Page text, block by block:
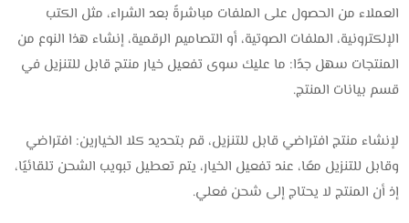
العملاء من الحصول على الملفات مباشرةً بعد الشراء، مثل الكتب
الإلكترونية، الملفات الصوتية، أو التصاميم الرقمية، إنشاء هذا النوع من
المنتجات سهل جدًا: ما عليك سوى تفعيل خيار منتج قابل للتنزيل في
قسم بيانات المنتج.
لإنشاء منتج افتراضي قابل للتنزيل، قم بتحديد كلا الخيارين: افتراضي
وقابل للتنزيل معًا، عند تفعيل الخيار، يتم تعطيل تبويب الشحن تلقائيًا،
إذ أن المنتج لا يحتاج إلى شحن فعلي.